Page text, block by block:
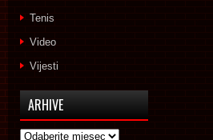
Tenis
Video
Vijesti
ARHIVE
Arhive